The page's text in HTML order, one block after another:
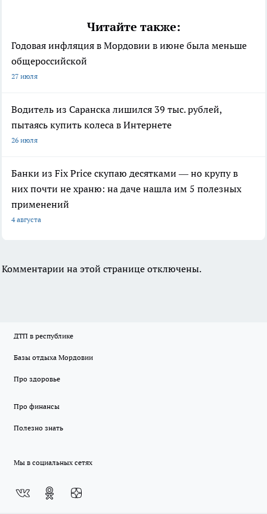
Читайте также:
Годовая инфляция в Мордовии в июне была меньше
общероссийской
27 июля
Водитель из Саранска лишился 39 тыс. рублей,
пытаясь купить колеса в Интернете
26 июля
Банки из Fix Price скупаю десятками — но крупу в
них почти не храню: на даче нашла им 5 полезных
применений
4 августа
Комментарии на этой странице отключены.
ДТП в республике
Базы отдыха Мордовии
Про здоровье
Про финансы
Полезно знать
Мы в социальных сетях